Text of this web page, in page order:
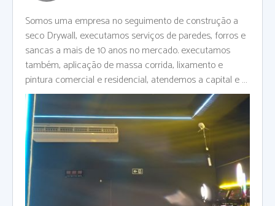
Somos uma empresa no seguimento de construção a
seco Drywall, executamos serviços de paredes, forros e
sancas a mais de 10 anos no mercado. executamos
também, aplicação de massa corrida, lixamento e
pintura comercial e residencial, atendemos a capital e a
Grande São Paulo.